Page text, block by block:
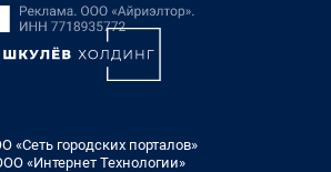
«Сеть городских порталов»
«Интернет Технологии»